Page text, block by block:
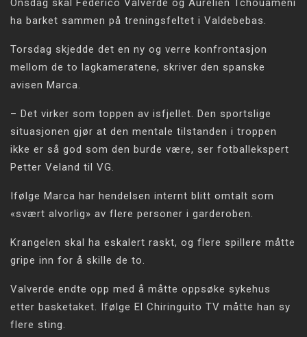
Onsdag skal Federico Valverde og Aurélien Tchouaméni
ha barket sammen på treningsfeltet i Valdebebas.
Torsdag skjedde det en ny og verre konfrontasjon
mellom de to lagkameratene, skriver den spanske
avisen Marca.
– Det virker som toppen av isfjellet. Den sportslige
situasjonen gjør at den mentale tilstanden i troppen
ikke er så god som den burde være, ser fotballekspert
Petter Veland til VG.
Ifølge Marca har hendelsen internt blitt omtalt som
«svært alvorlig» av flere personer i garderoben.
Krangelen skal ha eskalert raskt, og flere spillere måtte
gripe inn for å skille de to.
Valverde endte opp med å måtte oppsøke sykehus
etter basketaket. Ifølge El Chiringuito TV måtte han sy
flere sting.